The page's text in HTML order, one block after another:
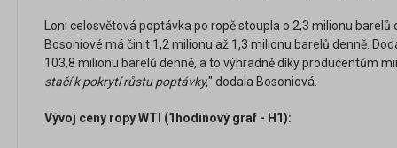
Loni celosvětová poptávka po ropě stoupla o 2,3 milionu barelů
Bosoniové má činit 1,2 milionu až 1,3 milionu barelů denně.
103,8 milionu barelů denně, a to výhradně díky producentům
stačí k pokrytí růstu poptávky," dodala Bosoniová.
Vývoj ceny ropy WTI (1hodinový graf - H1):